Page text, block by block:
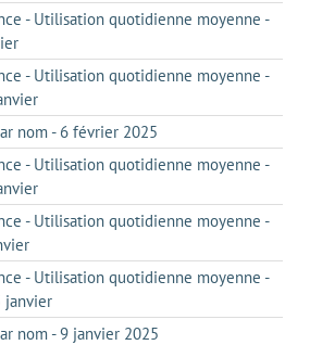
- Utilisation quotidienne moyenne -
- Utilisation quotidienne moyenne -
nom - 6 février 2025
- Utilisation quotidienne moyenne -
- Utilisation quotidienne moyenne -
- Utilisation quotidienne moyenne -
janvier
nom - 9 janvier 2025